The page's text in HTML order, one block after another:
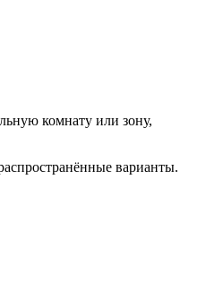
комнату или зону,
варианты.